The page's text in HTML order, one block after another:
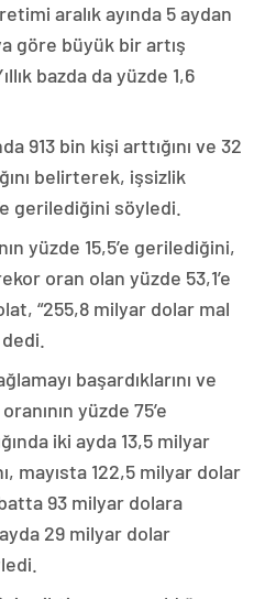
aralık ayında 5 aydan
göre büyük bir artış
bazda da yüzde 1,6
913 bin kişi arttığını ve 32
belirterek, işsizlik
gerilediğini söyledi.
yüzde 15,5’e gerilediğini,
oran olan yüzde 53,1’e
“255,8 milyar dolar mal
başardıklarını ve
yüzde 75’e
iki ayda 13,5 milyar
mayısta 122,5 milyar dolar
93 milyar dolara
29 milyar dolar